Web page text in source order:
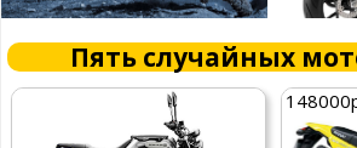
Пять случайных